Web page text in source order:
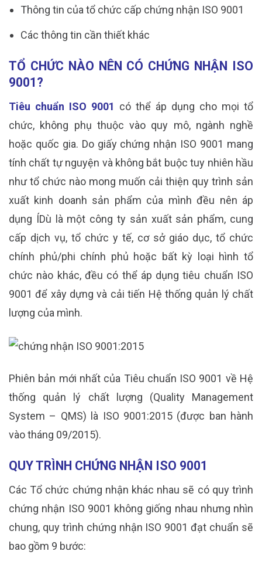
Thông tin của tổ chức cấp chứng nhận ISO 9001
Các thông tin cần thiết khác
TỔ CHỨC NÀO NÊN CÓ CHỨNG NHẬN ISO
9001?
Tiêu chuẩn ISO 9001 có thể áp dụng cho mọi tổ
chức, không phụ thuộc vào quy mô, ngành nghề
hoặc quốc gia. Do giấy chứng nhận ISO 9001 mang
tính chất tự nguyện và không bắt buộc tuy nhiên hầu
như tổ chức nào mong muốn cải thiện quy trình sản
xuất kinh doanh sản phẩm của mình đều nên áp
dụng ÍDù là một công ty sản xuất sản phẩm, cung
cấp dịch vụ, tổ chức y tế, cơ sở giáo dục, tổ chức
chính phủ/phi chính phủ hoặc bất kỳ loại hình tổ
chức nào khác, đều có thể áp dụng tiêu chuẩn ISO
9001 để xây dựng và cải tiến Hệ thống quản lý chất
lượng của mình.
Phiên bản mới nhất của Tiêu chuẩn ISO 9001 về Hệ
thống quản lý chất lượng (Quality Management
System – QMS) là ISO 9001:2015 (được ban hành
vào tháng 09/2015).
QUY TRÌNH CHỨNG NHẬN ISO 9001
Các Tổ chức chứng nhận khác nhau sẽ có quy trình
chứng nhận ISO 9001 không giống nhau nhưng nhìn
chung, quy trình chứng nhận ISO 9001 đạt chuẩn sẽ
bao gồm 9 bước: